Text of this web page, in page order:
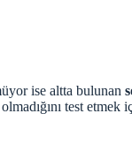
ise altta bulunan
test etmek